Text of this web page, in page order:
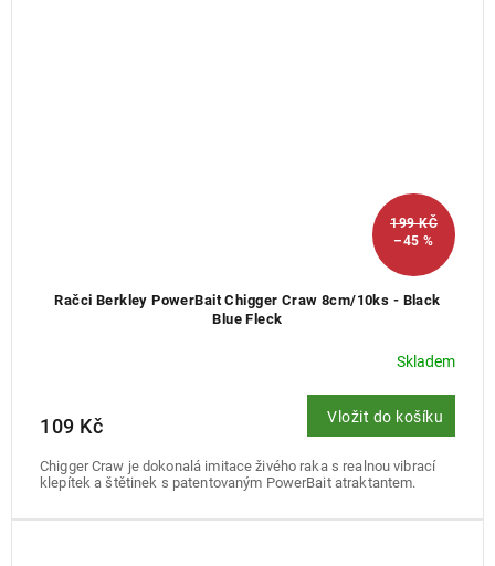
199 KČ
–45 %
Račci Berkley PowerBait Chigger Craw 8cm/10ks - Black
Blue Fleck
Skladem
109 Kč Vložit do košíku
Chigger Craw je dokonalá imitace živého raka s realnou vibrací
klepítek a štětinek s patentovaným PowerBait atraktantem.